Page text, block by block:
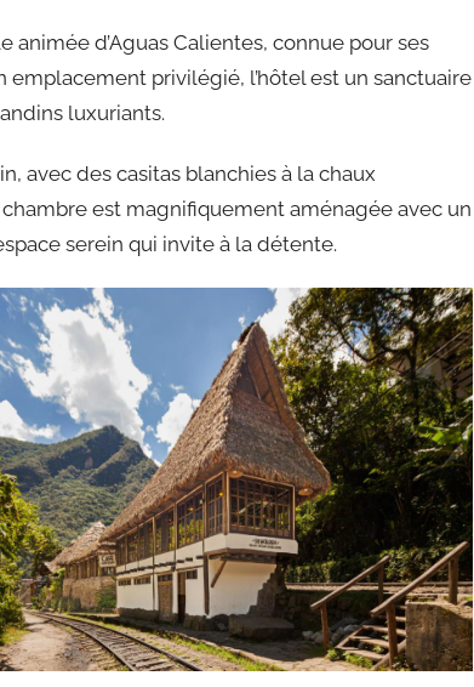
animée d’Aguas Calientes, connue pour ses
privilégié, l’hôtel est un sanctuaire
luxuriants.
avec des casitas blanchies à la chaux
est magnifiquement aménagée avec un
serein qui invite à la détente.